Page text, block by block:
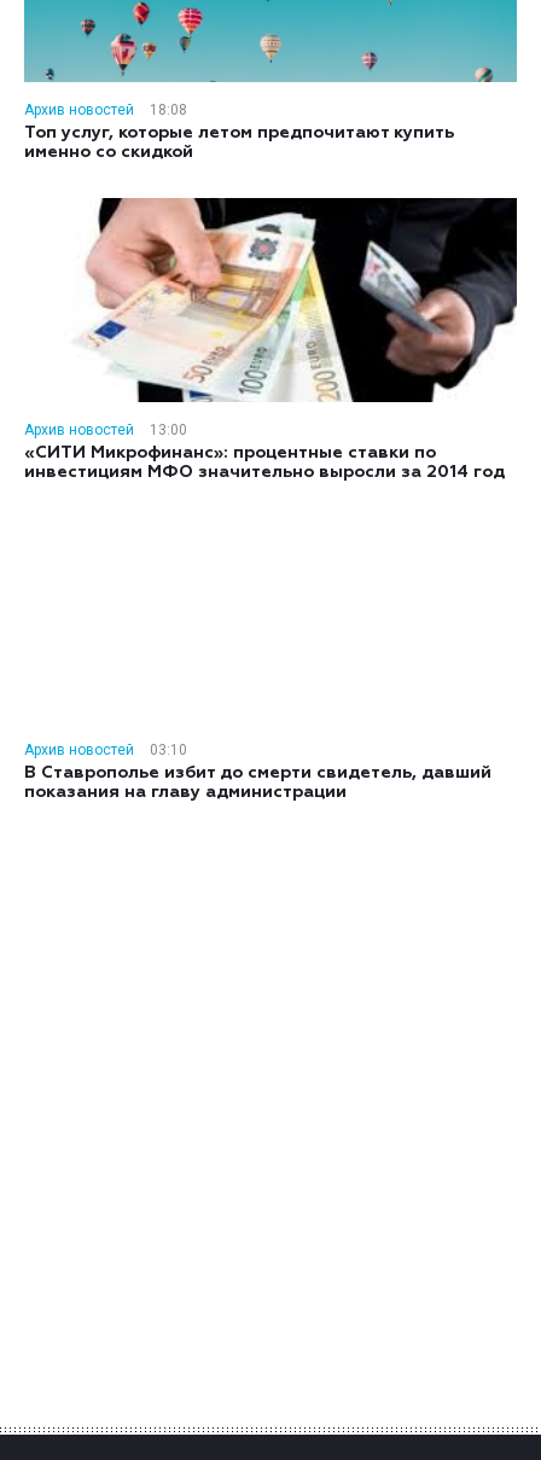
Архив новостей
18:08
Топ услуг, которые летом предпочитают купить
именно со скидкой
Архив новостей
13:00
«СИТИ Микрофинанс»: процентные ставки по
инвестициям МФО значительно выросли за 2014 год
Архив новостей
03:10
В Ставрополье избит до смерти свидетель, давший
показания на главу администрации